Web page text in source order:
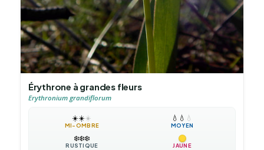
Érythrone à grandes fleurs
Erythronium grandiflorum
☀️☀️☀️
MI-OMBRE
💧 💧 💧
MOYEN
❄️❄️❄️
RUSTIQUE JAUNE